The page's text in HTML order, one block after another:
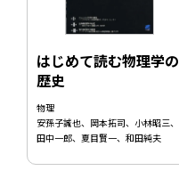
はじめて読む物理学の
歴史
物理
安孫子誠也、岡本拓司、小林昭三、
田中一郎、夏目賢一、和田純夫